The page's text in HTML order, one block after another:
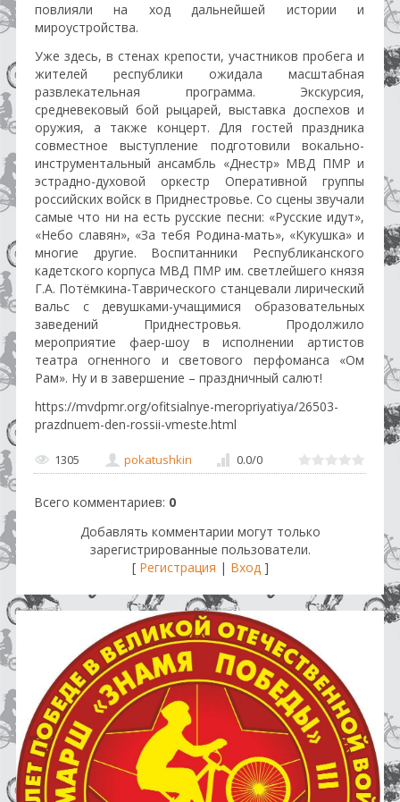
повлияли на ход дальнейшей истории и
мироустройства.
Уже здесь, в стенах крепости, участников пробега и
жителей республики ожидала масштабная
развлекательная программа. Экскурсия,
средневековый бой рыцарей, выставка доспехов и
оружия, а также концерт. Для гостей праздника
совместное выступление подготовили вокально-
инструментальный ансамбль «Днестр» МВД ПМР и
эстрадно-духовой оркестр Оперативной группы
российских войск в Приднестровье. Со сцены звучали
самые что ни на есть русские песни: «Русские идут»,
«Небо славян», «За тебя Родина-мать», «Кукушка» и
многие другие. Воспитанники Республиканского
кадетского корпуса МВД ПМР им. светлейшего князя
Г.А. Потёмкина-Таврического станцевали лирический
вальс с девушками-учащимися образовательных
заведений Приднестровья. Продолжило
мероприятие фаер-шоу в исполнении артистов
театра огненного и светового перфоманса «Ом
Рам». Ну и в завершение – праздничный салют!
https://mvdpmr.org/ofitsialnye-meropriyatiya/26503-
prazdnuem-den-rossii-vmeste.html
1305 pokatushkin 0.0/0
Всего комментариев: 0
Добавлять комментарии могут только
зарегистрированные пользователи.
[ Регистрация | Вход]